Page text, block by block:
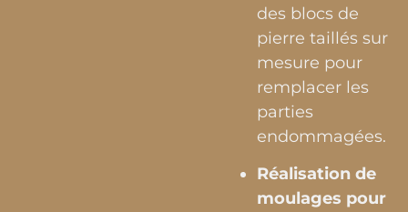
des blocs de
pierre taillés sur
mesure pour
remplacer les
parties
endommagées.
Réalisation de
moulages pour